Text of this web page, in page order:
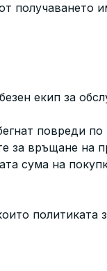
получаването
екип за
повреди
за връщане на
сума на
политиката